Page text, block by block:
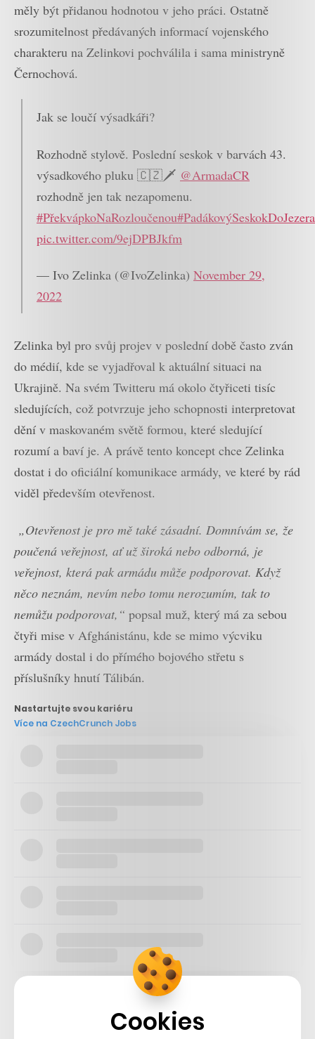
měly být přidanou hodnotou v jeho práci. Ostatně
srozumitelnost předávaných informací vojenského
charakteru na Zelinkovi pochválila i sama ministryně
Černochová.
Jak se loučí výsadkáři?
Rozhodně stylově. Poslední seskok v barvách 43.
výsadkového pluku 🇨🇿🗡️ @ArmadaCR
rozhodně jen tak nezapomenu.
#PřekvápkoNaRozloučenou
pic.twitter.com/9ejDPBJkfm
— Ivo Zelinka (@IvoZelinka) November 29,
2022
Zelinka byl pro svůj projev v poslední době často zván
do médií, kde se vyjadřoval k aktuální situaci na
Ukrajině. Na svém Twitteru má okolo čtyřiceti tisíc
sledujících, což potvrzuje jeho schopnosti interpretovat
dění v maskovaném světě formou, které sledující
rozumí a baví je. A právě tento koncept chce Zelinka
dostat i do oficiální komunikace armády, ve které by rád
viděl především otevřenost.
„Otevřenost je pro mě také zásadní. Domnívám se, že
poučená veřejnost, ať už široká nebo odborná, je
veřejnost, která pak armádu může podporovat. Když
něco neznám, nevím nebo tomu nerozumím, tak to
nemůžu podporovat,“ popsal muž, který má za sebou
čtyři mise v Afghánistánu, kde se mimo výcviku
armády dostal i do přímého bojového střetu s
příslušníky hnutí Tálibán.
Nastartujte svou kariéru
Více na CzechCrunch Jobs
Vedle Afghánistánu Zelinka absolvoval také misi v
Kosovu a má za sebou i bojový výcvik elitních jednotek
Cookies